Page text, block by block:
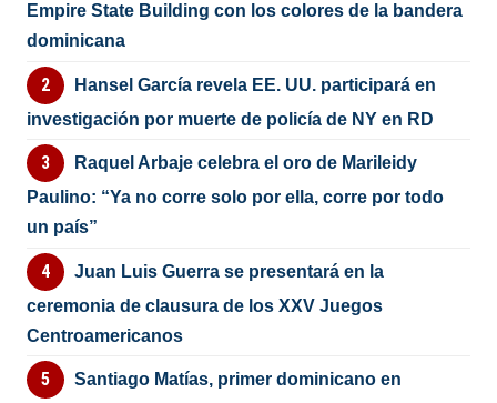
Empire State Building con los colores de la bandera
dominicana
Hansel García revela EE. UU. participará en
investigación por muerte de policía de NY en RD
Raquel Arbaje celebra el oro de Marileidy
Paulino: “Ya no corre solo por ella, corre por todo
un país”
Juan Luis Guerra se presentará en la
ceremonia de clausura de los XXV Juegos
Centroamericanos
Santiago Matías, primer dominicano en